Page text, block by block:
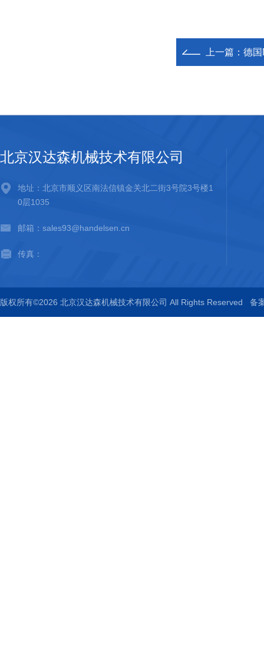
上一篇： 德
北京汉达森机械技术有限公司
地址：北京市顺义区南法信镇金关北二街3号院3号楼1
0层1035
邮箱：sales93@handelsen.cn
传真：
版权所有©2026 北京汉达森机械技术有限公司 All Rights Reserved 备